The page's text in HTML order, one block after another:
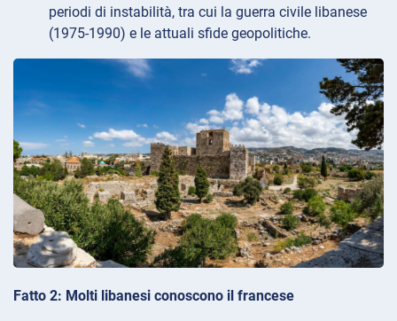
periodi di instabilità, tra cui la guerra civile libanese
(1975-1990) e le attuali sfide geopolitiche.
Fatto 2: Molti libanesi conoscono il francese